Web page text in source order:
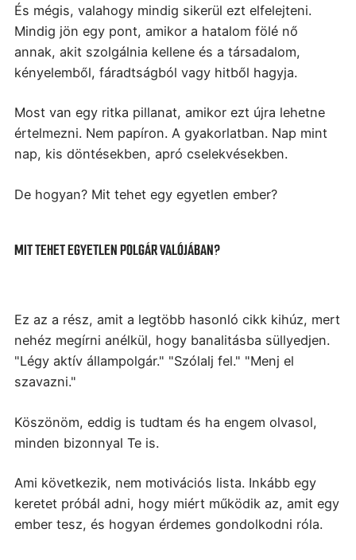
És mégis, valahogy mindig sikerül ezt elfelejteni.
Mindig jön egy pont, amikor a hatalom fölé nő
annak, akit szolgálnia kellene és a társadalom,
kényelemből, fáradtságból vagy hitből hagyja.
Most van egy ritka pillanat, amikor ezt újra lehetne
értelmezni. Nem papíron. A gyakorlatban. Nap mint
nap, kis döntésekben, apró cselekvésekben.
De hogyan? Mit tehet egy egyetlen ember?
MIT TEHET EGYETLEN POLGÁR VALÓJÁBAN?
Ez az a rész, amit a legtöbb hasonló cikk kihúz, mert
nehéz megírni anélkül, hogy banalitásba süllyedjen.
"Légy aktív állampolgár." "Szólalj fel." "Menj el
szavazni."
Köszönöm, eddig is tudtam és ha engem olvasol,
minden bizonnyal Te is.
Ami következik, nem motivációs lista. Inkább egy
keretet próbál adni, hogy miért működik az, amit egy
ember tesz, és hogyan érdemes gondolkodni róla.